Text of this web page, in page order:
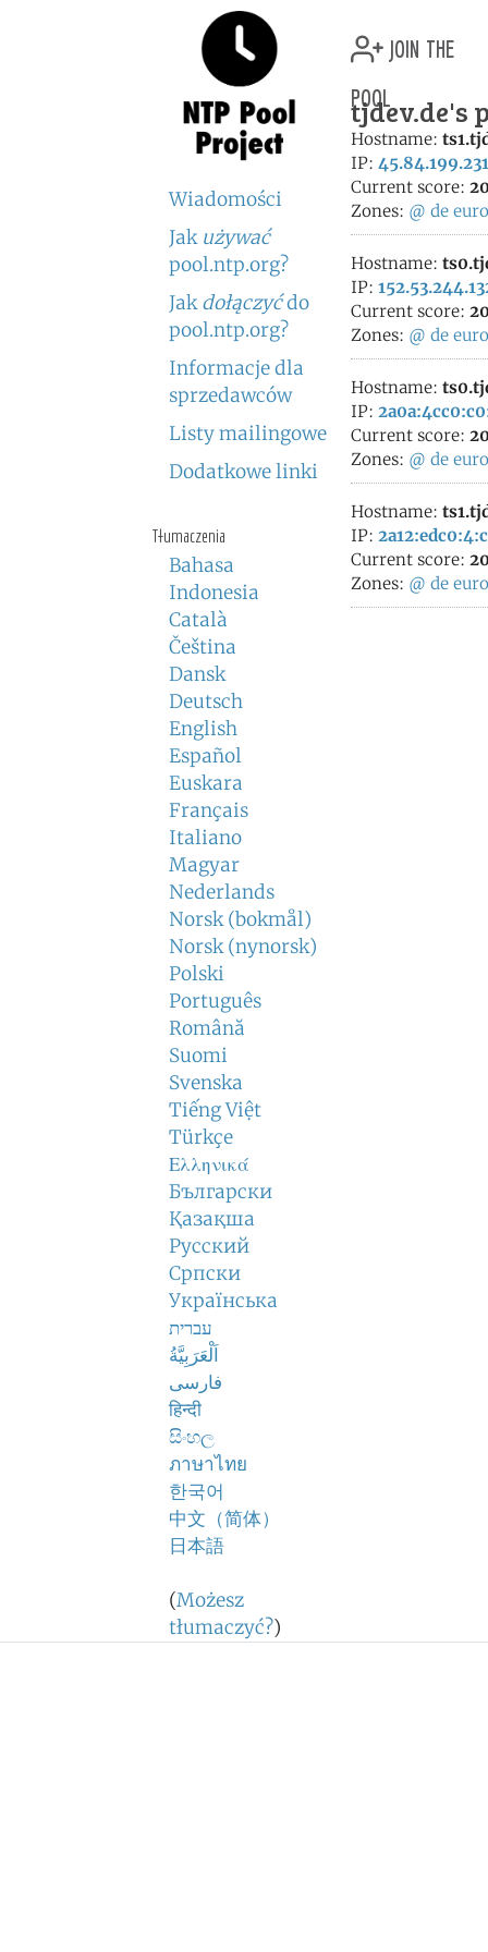
Wiadomości
Jak używać
pool.ntp.org?
Jakdołączyćdo
pool.ntp.org?
Informacje dla
sprzedawców
Listy mailingowe
Dodatkowe linki
Tłumaczenia
Bahasa
Indonesia
Català
Čeština
Dansk
Deutsch
English
Español
Euskara
Français
Italiano
Magyar
Nederlands
Norsk (bokmål)
Norsk (nynorsk)
Polski
Português
Română
Suomi
Svenska
Tiếng Việt
Türkçe
Ελληνικά
Български
Қазақша
Русский
Српски
Українська
עברית
اَلْعَرَبِيَّةُ
فارسی
हिन्दी
සිංහල
ภาษาไทย
한국어
中文（简体）
日本語
(Możesz
tłumaczyć?)
join the
pool
tjdev.de's
Hostname:
IP: 45.84.199.231
Current score:
Zones: @ de
Hostname:
IP:
Current score:
Zones: @ de
Hostname:
IP:
Current score:
Zones: @ de
Hostname:
IP:
Current score:
Zones: @ de